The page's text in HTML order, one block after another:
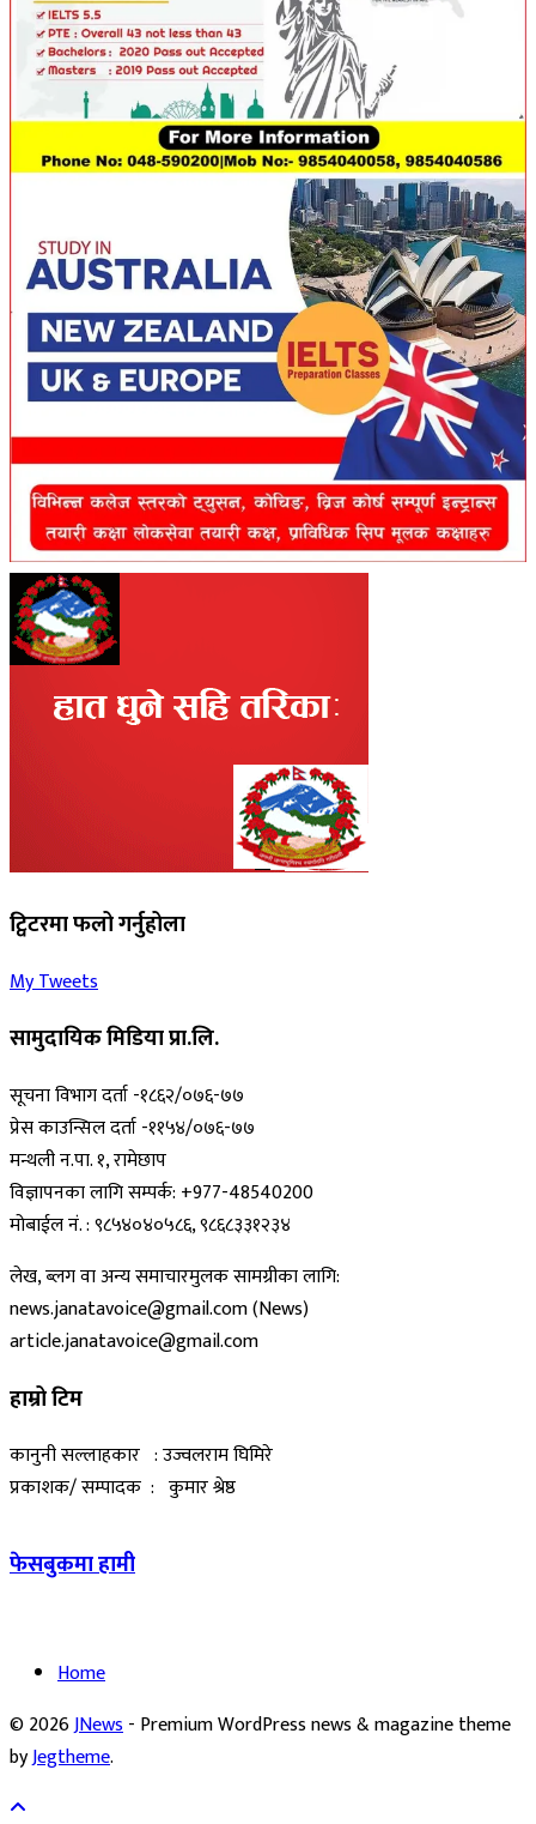
ट्विटरमा फलो गर्नुहोला
My Tweets
सामुदायिक मिडिया प्रा.लि.
सूचना विभाग दर्ता -१८६२/०७६-७७
प्रेस काउन्सिल दर्ता -११५४/०७६-७७
मन्थली न.पा. १, रामेछाप
विज्ञापनका लागि सम्पर्क: +977-48540200
मोबाईल नं. : ९८५४०४०५८६, ९८६८३३१२३४
लेख, ब्लग वा अन्य समाचारमुलक सामग्रीका लागि:
news.janatavoice@gmail.com (News)
article.janatavoice@gmail.com
हाम्रो टिम
कानुनी सल्लाहकार : उज्वलराम घिमिरे
प्रकाशक/ सम्पादक : कुमार श्रेष्ठ
फेसबुकमा हामी
Home
© 2026JNews- Premium WordPress news & magazine theme
byJegtheme.